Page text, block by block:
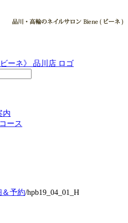
内
ース
予約/hpb19_04_01_H